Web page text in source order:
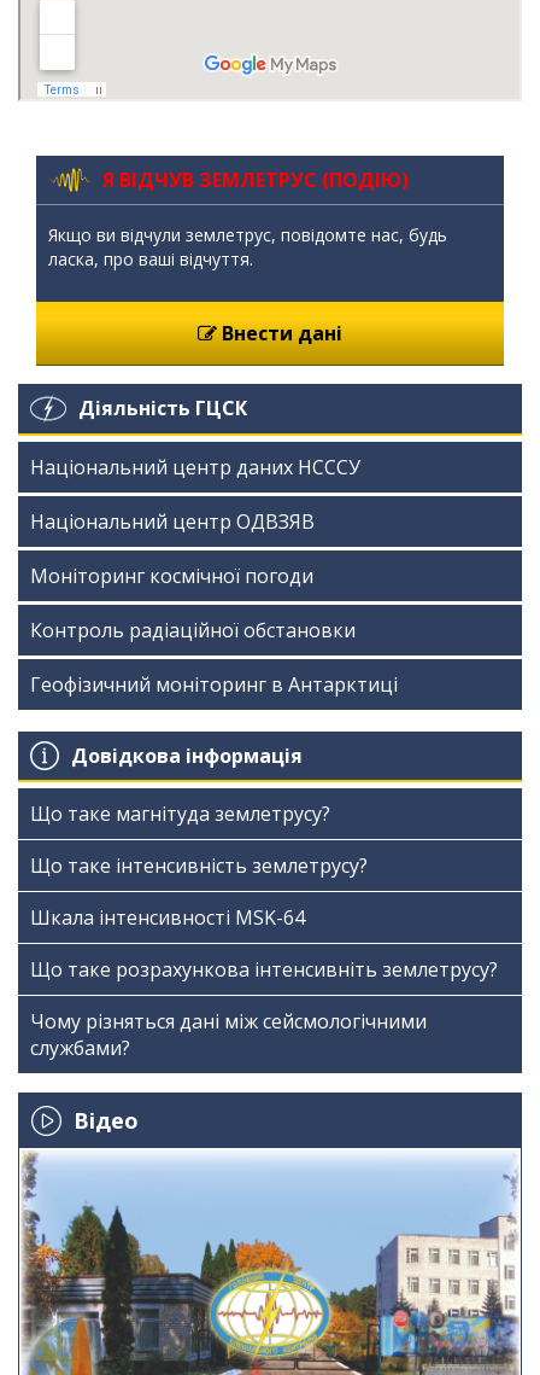
Я ВІДЧУВ ЗЕМЛЕТРУС (ПОДІЮ)
Якщо ви відчули землетрус, повідомте нас, будь
ласка, про ваші відчуття.
Внести дані
Діяльність ГЦСК
Національний центр даних НСССУ
Національний центр ОДВЗЯВ
Моніторинг космічної погоди
Контроль радіаційної обстановки
Геофізичний моніторинг в Антарктиці
Довідкова інформація
Що таке магнітуда землетрусу?
Що таке інтенсивність землетрусу?
Шкала інтенсивності МSK-64
Що таке розрахункова інтенсивніть землетрусу?
Чому різняться дані між сейсмологічними
службами?
Відео